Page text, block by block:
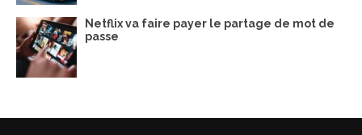
Netflix va faire payer le partage de mot de
passe